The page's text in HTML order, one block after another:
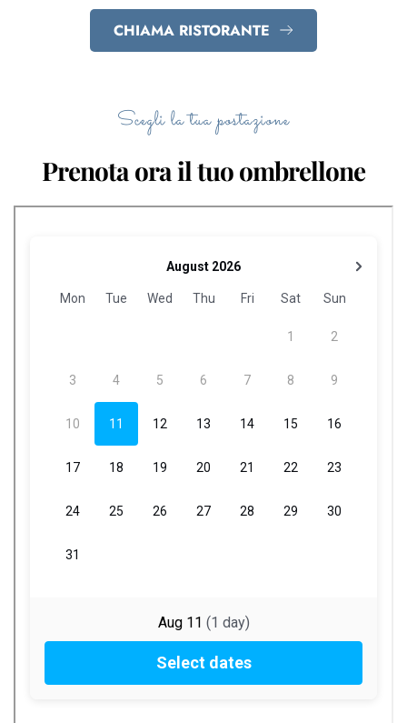
CHIAMA RISTORANTE
Scegli la tua postazione
Prenota ora il tuo ombrellone